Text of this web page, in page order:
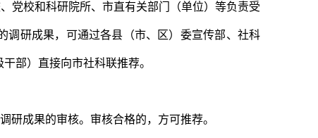
党校和科研院所、市直有关部门（单位）等负责受
调研成果，可通过各县（市、区）委宣传部、社科
部）直接向市社科联推荐。
研成果的审核。审核合格的，方可推荐。